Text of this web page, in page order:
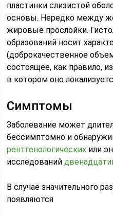
пластинки слизистой
основы. Нередко между
жировые прослойки.
образований носит
(доброкачественное
состоящее, как правило,
в котором оно
Симптомы
Заболевание может
бессимптомно и
рентгенологических или
исследований
В случае значительного
появляются